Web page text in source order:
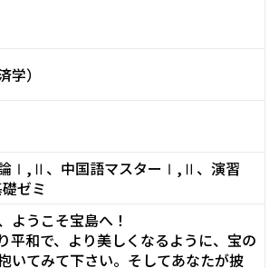
学）
Ⅰ,Ⅱ、中国語マスターⅠ,Ⅱ、演習
ゼミ
ようこそ宝島へ！
平和で、より美しくなるように、宝の
いてみて下さい。そしてあなたが披